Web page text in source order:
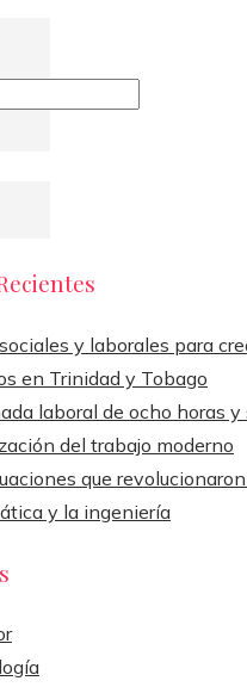
y laborales para
en Trinidad y Tobago
laboral de ocho horas
del trabajo moderno
que
y la ingeniería